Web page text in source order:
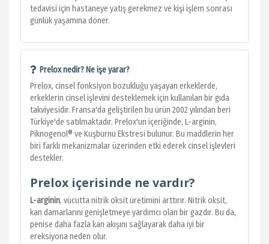
tedavisi için hastaneye yatış gerekmez ve kişi işlem sonrası
günlük yaşamına döner.
Prelox nedir? Ne işe yarar?
Prelox, cinsel fonksiyon bozukluğu yaşayan erkeklerde,
erkeklerin cinsel işlevini desteklemek için kullanılan bir gıda
takviyesidir. Fransa'da geliştirilen bu ürün 2002 yılından beri
Türkiye'de satılmaktadır. Prelox'un içeriğinde, L-arginin,
Piknogenol® ve Kuşburnu Ekstresi bulunur. Bu maddlerin her
biri farklı mekanizmalar üzerinden etki ederek cinsel işlevleri
destekler.
Prelox içerisinde ne vardır?
L-arginin, vücutta nitrik oksit üretimini arttırır. Nitrik oksit,
kan damarlarını genişletmeye yardımcı olan bir gazdır. Bu da,
penise daha fazla kan akışını sağlayarak daha iyi bir
ereksiyona neden olur.